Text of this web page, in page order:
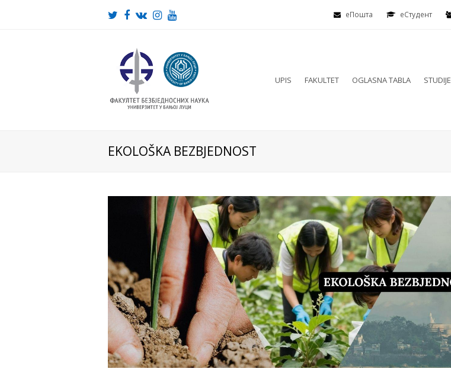
еПошта eСтудент
Twitter
Facebook
VKInstagram
Youtube
UPIS FAKULTET OGLASNA TABLA STUDIJE
EKOLOŠKA BEZBJEDNOST